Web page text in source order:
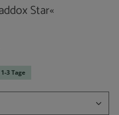
Star«
3 Tage
den gewünschten